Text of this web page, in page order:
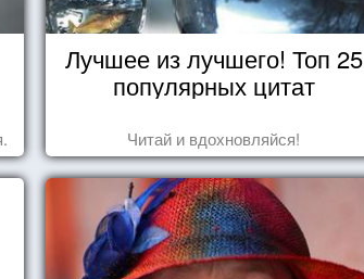
Лучшее из лучшего! Топ 25
популярных цитат
Читай и вдохновляйся!